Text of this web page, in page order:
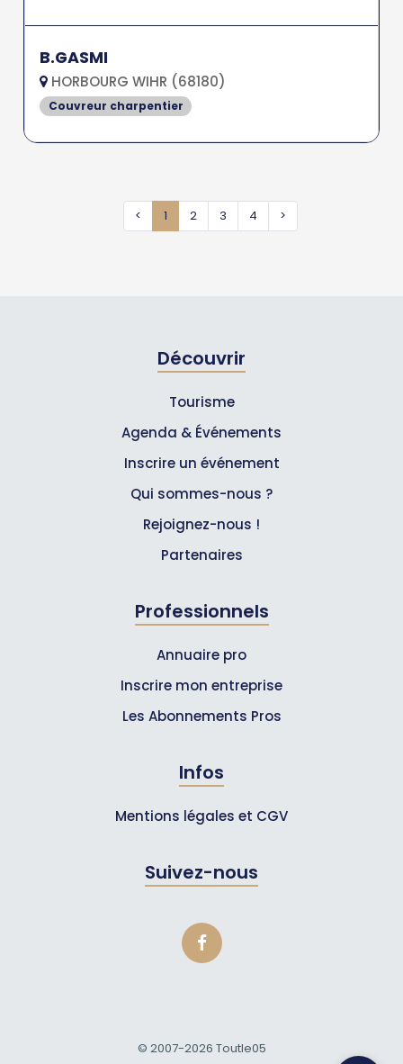
B.GASMI
HORBOURG WIHR (68180)
Couvreur charpentier
< 1 2 3 4 >
Découvrir
Tourisme
Agenda & Événements
Inscrire un événement
Qui sommes-nous ?
Rejoignez-nous !
Partenaires
Professionnels
Annuaire pro
Inscrire mon entreprise
Les Abonnements Pros
Infos
Mentions légales et CGV
Suivez-nous
© 2007-2026 Toutle05